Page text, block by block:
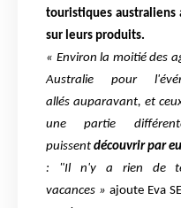
touristiques australiens
sur leurs produits.
« Environ la moitié des
Australie pour
allés auparavant, et
une partie
puissent découvrir par
: "Il n'y a rien de
vacances » ajoute Eva